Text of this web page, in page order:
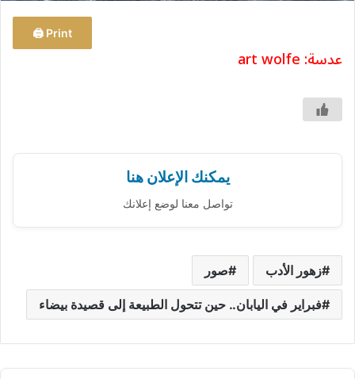
ي
Print 🖨
عدسة: art wolfe
يمكنك الإعلان هنا
تواصل معنا لوضع إعلانك
زهور الأدب صور
فبراير في اليابان.. حين تتحول الطبيعة إلى قصيدة بيضاء